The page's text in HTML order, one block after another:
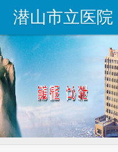
潜山市立医院